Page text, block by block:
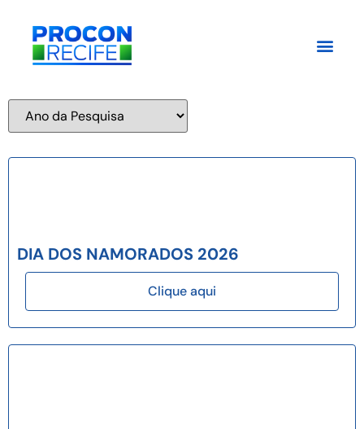
DIA DOS NAMORADOS 2026
Clique aqui